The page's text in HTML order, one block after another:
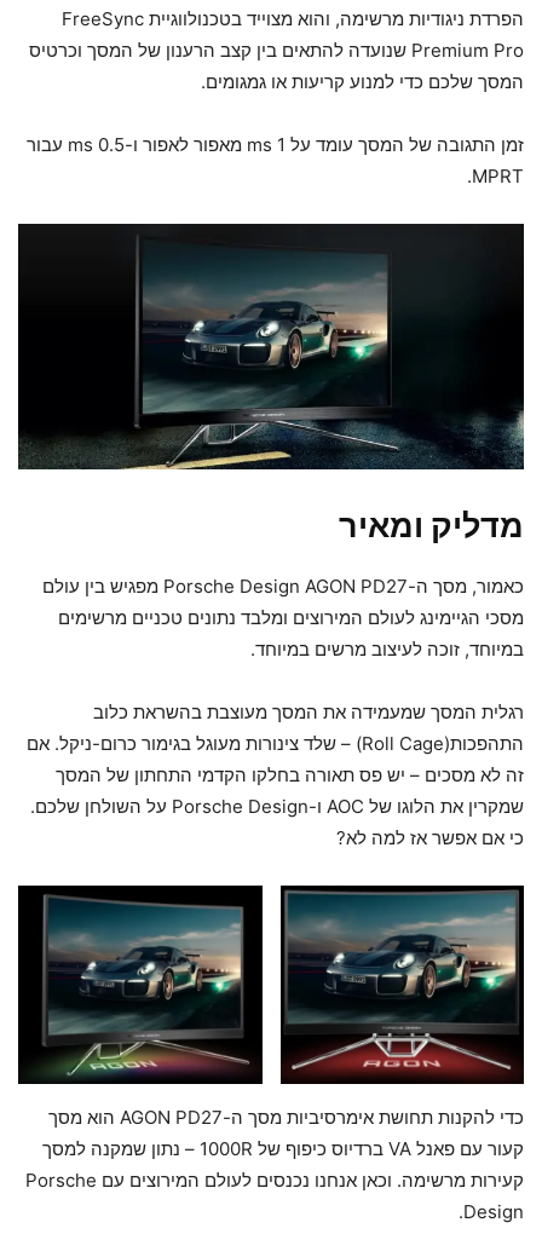
הפרדת ניגודיות מרשימה, והוא מצוייד בטכנולווגיית FreeSync
Premium Pro שנועדה להתאים בין קצב הרענון של המסך וכרטיס
המסך שלכם כדי למנוע קריעות או גמגומים.
זמן התגובה של המסך עומד על 1 ms מאפור לאפור ו-0.5 ms עבור
MPRT.
מדליק ומאיר
כאמור, מסך ה-Porsche Design AGON PD27 מפגיש בין עולם
מסכי הגיימינג לעולם המירוצים ומלבד נתונים טכניים מרשימים
במיוחד, זוכה לעיצוב מרשים במיוחד.
רגלית המסך שמעמידה את המסך מעוצבת בהשראת כלוב
התהפכות(Roll Cage) – שלד צינורות מעוגל בגימור כרום-ניקל. אם
זה לא מסכים – יש פס תאורה בחלקו הקדמי התחתון של המסך
שמקרין את הלוגו של AOC ו-Porsche Design על השולחן שלכם.
כי אם אפשר אז למה לא?
כדי להקנות תחושת אימרסיביות מסך ה-AGON PD27 הוא מסך
קעור עם פאנל VA ברדיוס כיפוף של 1000R – נתון שמקנה למסך
קעירות מרשימה. וכאן אנחנו נכנסים לעולם המירוצים עם Porsche
Design.